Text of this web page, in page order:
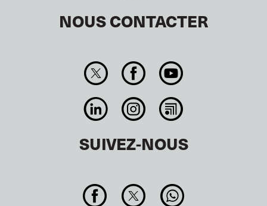
NOUS CONTACTER
SUIVEZ-NOUS